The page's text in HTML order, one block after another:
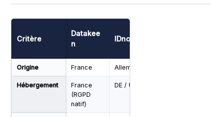
Critère
Datakee
n
IDnow
Origine France Allemagne
Hébergement
France
(RGPD
natif)
DE / UE